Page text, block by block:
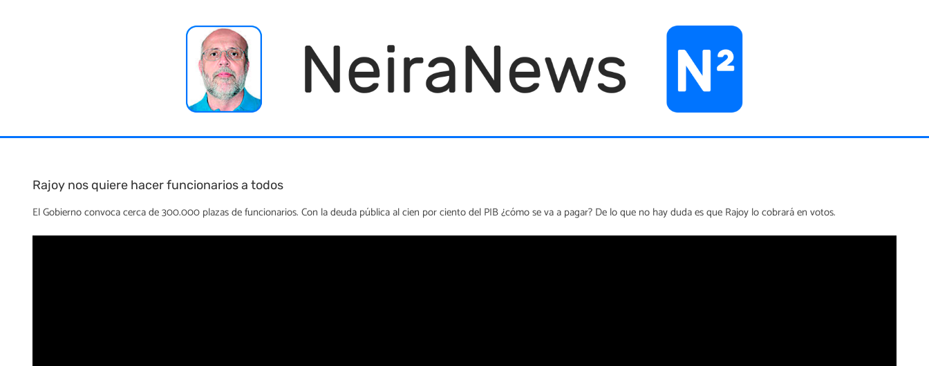
Rajoy nos quiere hacer funcionarios a todos
El Gobierno convoca cerca de 300.000 plazas de funcionarios. Con la deuda pública al cien por ciento del PIB ¿cómo se va a pagar? De lo que no hay duda es que Rajoy lo cobrará en votos.